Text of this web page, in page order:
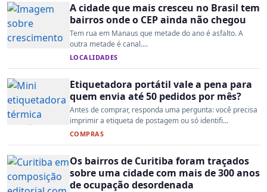
A cidade que mais cresceu no Brasil tem
bairros onde o CEP ainda não chegou
Tem rua em Manaus que metade do ano é asfalto. A
outra metade é canal....
LOCALIDADES
Etiquetadora portátil vale a pena para
quem envia até 50 pedidos por mês?
Antes de comprar, responda uma pergunta: você precisa
imprimir a etiqueta de postagem ou só identifi...
COMPRAS
Os bairros de Curitiba foram traçados
sobre uma cidade com mais de 300 anos
de ocupação desordenada